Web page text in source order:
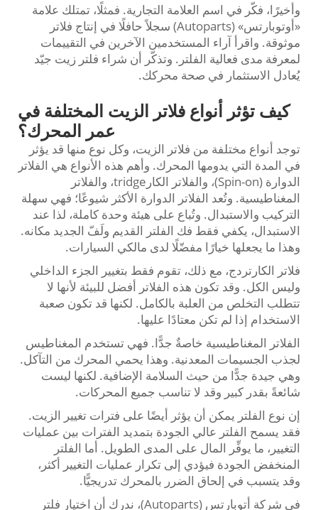
وأخيرًا، فكّر في اسم العلامة التجارية. فمثلًا، تمتلك علامة
«أوتوبارتس» (Autoparts) سجلاً حافلًا في إنتاج فلاتر
موثوقة. واقرأ آراء المستخدمين الآخرين في التقييمات
لمعرفة مدى فعالية الفلتر. وتذكّر أن شراء فلتر زيت جيّد
يُعادل الاستثمار في صحة محركك.
كيف تؤثر أنواع فلاتر الزيت المختلفة في
عمر المحرك؟
توجد أنواع مختلفة من فلاتر الزيت، وكل نوع منها قد يؤثر
في المدة التي يدومها المحرك. وأهم هذه الأنواع هي الفلاتر
الدوارة (Spin-on)، والفلاتر الكارtridge، والفلاتر
المغناطيسية. وتُعد الفلاتر الدوارة الأكثر شيوعًا؛ فهي سهلة
التركيب والاستبدال. وتُباع على هيئة وحدة كاملة، لذا عند
الاستبدال، يكفي فقط فك الفلتر القديم ولَفّ الجديد مكانه.
وهذا ما يجعلها خيارًا مفضّلًا لدى مالكي السيارات.
فلاتر الكارتردج، مع ذلك، تقوم فقط بتغيير الجزء الداخلي
وليس الكل. وقد تكون هذه الفلاتر أفضل للبيئة لأنها لا
تتطلب التخلص من العلبة بالكامل. لكنها قد تكون صعبة
الاستخدام إذا لم تكن معتادًا عليها.
الفلاتر المغناطيسية خاصةٌ جدًّا. فهي تستخدم المغناطيس
لجذب الجسيمات المعدنية. وهذا يحمي المحرك من التآكل.
وهي جيدة جدًّا من حيث السلامة الإضافية. لكنها ليست
شائعةً بقدر كبير وقد لا تناسب جميع المحركات.
إن نوع الفلتر يمكن أن يؤثر أيضًا على فترات تغيير الزيت.
فقد يسمح الفلتر عالي الجودة بتمديد الفترات بين عمليات
التغيير، ما يوفِّر المال على المدى الطويل. أما الفلتر
المنخفض الجودة فيؤدي إلى تكرار عمليات التغيير أكثر،
وقد يتسبب في إلحاق الضرر بالمحرك تدريجيًّا.
في شركة أتوبارتس (Autoparts)، ندرك أن اختيار فلتر